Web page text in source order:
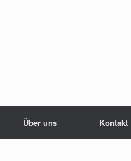
Über uns Kontakt